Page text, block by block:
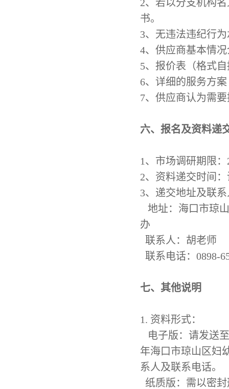
2、 若以分支机构
书。
3、 无违法违纪行
4、 供应商基本情
5、 报价表（格式
6、 详细的服务方
7、 供应商认为需
六、报名及资料递
1 、 市场调研期限：
2、 资料递交时间
3、 递交地址及联
地址：海口市琼
办
联系人： 胡老师
联系电话： 0898-
七、其他说明
1. 资料形式：
电子版：请发送
年海口市琼山区妇
系人及联系电话。
纸质版：需以密